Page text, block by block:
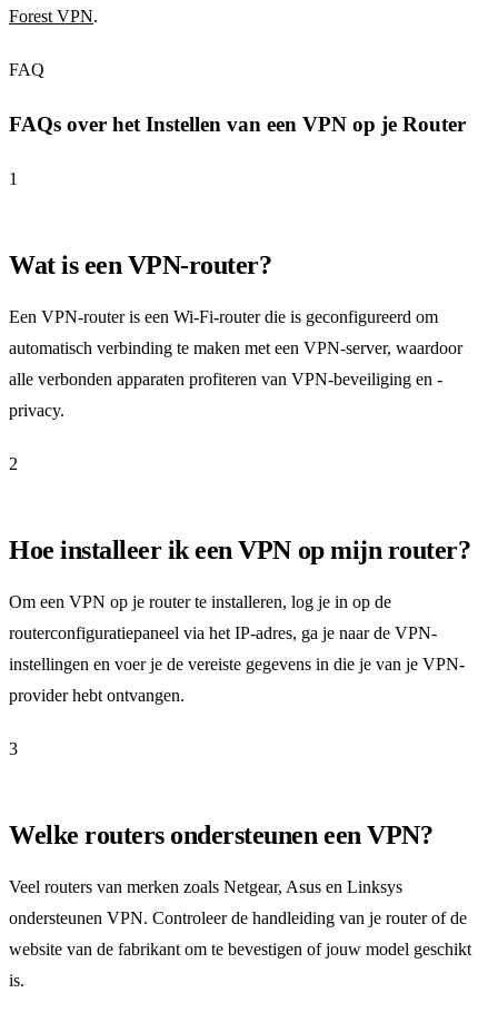
Forest VPN.
FAQ
FAQs over het Instellen van een VPN op je Router
1
Wat is een VPN-router?
Een VPN-router is een Wi-Fi-router die is geconfigureerd om
automatisch verbinding te maken met een VPN-server, waardoor
alle verbonden apparaten profiteren van VPN-beveiliging en -
privacy.
2
Hoe installeer ik een VPN op mijn router?
Om een VPN op je router te installeren, log je in op de
routerconfiguratiepaneel via het IP-adres, ga je naar de VPN-
instellingen en voer je de vereiste gegevens in die je van je VPN-
provider hebt ontvangen.
3
Welke routers ondersteunen een VPN?
Veel routers van merken zoals Netgear, Asus en Linksys
ondersteunen VPN. Controleer de handleiding van je router of de
website van de fabrikant om te bevestigen of jouw model geschikt
is.